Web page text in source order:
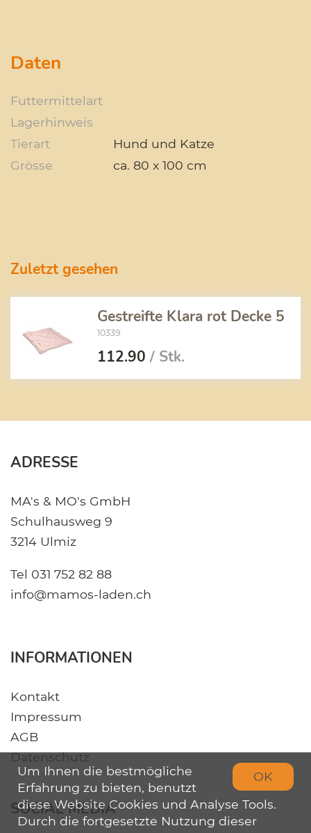
Daten
Futtermittelart
Lagerhinweis
Tierart
Hund und Katze
Grösse
ca. 80 x 100 cm
Zuletzt gesehen
Gestreifte Klara rot Decke 5
10339
112.90 / Stk.
ADRESSE
MA's & MO's GmbH
Schulhausweg 9
3214 Ulmiz
Tel 031 752 82 88
info@mamos-laden.ch
INFORMATIONEN
Kontakt
Impressum
AGB
Datenschutz
SOCIAL MEDIA
OK
Um Ihnen die bestmögliche
Erfahrung zu bieten, benutzt
diese Website Cookies und Analyse Tools.
Durch die fortgesetzte Nutzung dieser